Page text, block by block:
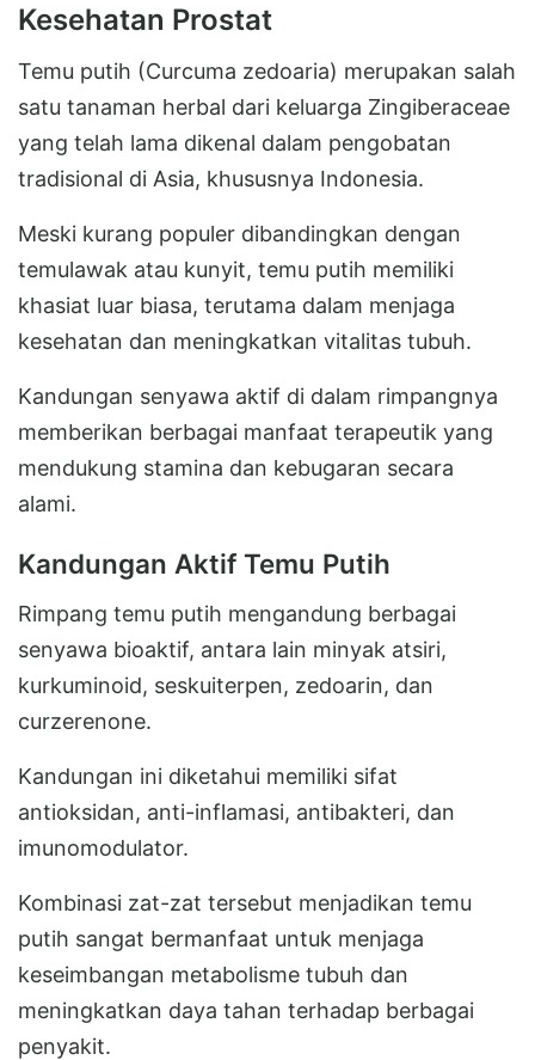
Kesehatan Prostat
Temu putih (Curcuma zedoaria) merupakan salah
satu tanaman herbal dari keluarga Zingiberaceae
yang telah lama dikenal dalam pengobatan
tradisional di Asia, khususnya Indonesia.
Meski kurang populer dibandingkan dengan
temulawak atau kunyit, temu putih memiliki
khasiat luar biasa, terutama dalam menjaga
kesehatan dan meningkatkan vitalitas tubuh.
Kandungan senyawa aktif di dalam rimpangnya
memberikan berbagai manfaat terapeutik yang
mendukung stamina dan kebugaran secara
alami.
Kandungan Aktif Temu Putih
Rimpang temu putih mengandung berbagai
senyawa bioaktif, antara lain minyak atsiri,
kurkuminoid, seskuiterpen, zedoarin, dan
curzerenone.
Kandungan ini diketahui memiliki sifat
antioksidan, anti-inflamasi, antibakteri, dan
imunomodulator.
Kombinasi zat-zat tersebut menjadikan temu
putih sangat bermanfaat untuk menjaga
keseimbangan metabolisme tubuh dan
meningkatkan daya tahan terhadap berbagai
penyakit.